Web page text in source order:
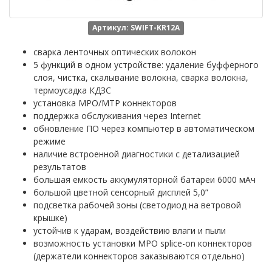
Артикул: SWIFT-KR12A
сварка ленточных оптических волокон
5 функций в одном устройстве: удаление буфферного
слоя, чистка, скалывание волокна, сварка волокна,
термоусадка КДЗС
установка MPO/MTP коннекторов
поддержка обслуживания через Internet
обновление ПО через компьютер в автоматическом
режиме
наличие встроенной диагностики с детализацией
результатов
большая емкость аккумуляторной батареи 6000 мАч
большой цветной сенсорный дисплей 5,0”
подсветка рабочей зоны (светодиод на ветровой
крышке)
устойчив к ударам, воздействию влаги и пыли
возможность установки MPO splice-on коннекторов
(держатели коннекторов заказываются отдельно)